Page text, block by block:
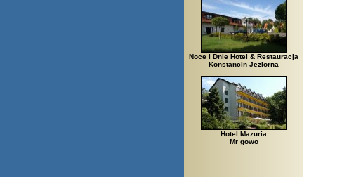
Noce i Dnie Hotel & Restauracja
Konstancin Jeziorna
Hotel Mazuria
Mr gowo